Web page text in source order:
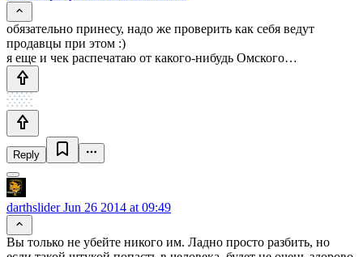
обязательно принесу, надо же проверить как себя ведут
продавцы при этом :)
я еще и чек распечатаю от какого-нибудь Омского…
Reply
darthsliderJun 26 2014 at 09:49
Вы только не убейте никого им. Ладно просто разбить, но